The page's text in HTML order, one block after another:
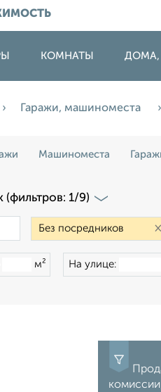
КОМНАТЫ ДОМА,
Гаражи, машиноместа
Машиноместа
1/9)
×
м² На улице: